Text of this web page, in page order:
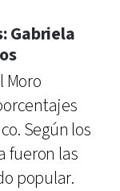
Gabriela
Moro
Según los
fueron las
popular.